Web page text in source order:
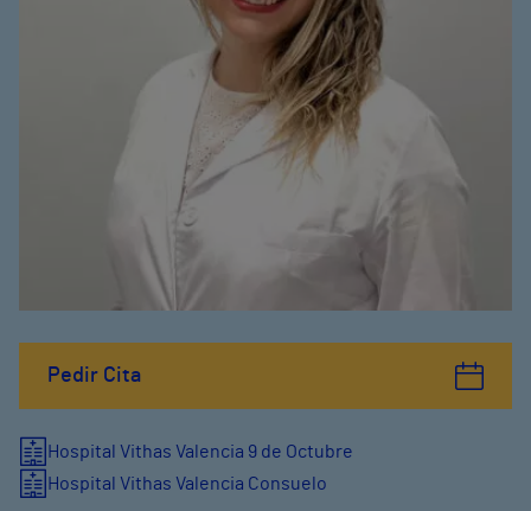
Pedir Cita
Hospital Vithas Valencia 9 de Octubre
Hospital Vithas Valencia Consuelo